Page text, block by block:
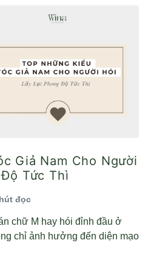
Giả Nam Cho Người
Tức Thì
đọc
chữ M hay hói đỉnh đầu ở
chỉ ảnh hưởng đến diện mạo